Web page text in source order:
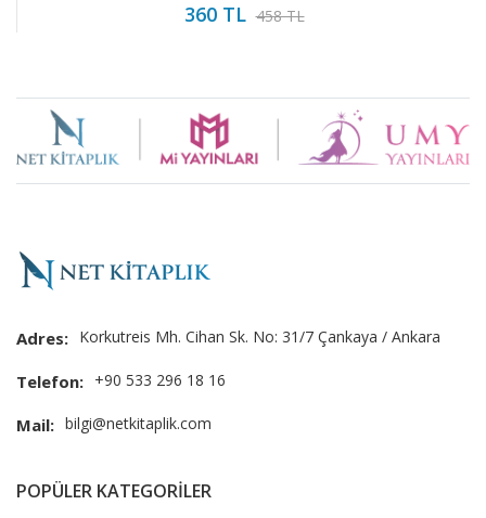
360 TL 458 TL
Brand
Slider
Adres: Korkutreis Mh. Cihan Sk. No: 31/7 Çankaya / Ankara
Telefon: +90 533 296 18 16
Mail: bilgi@netkitaplik.com
POPÜLER KATEGORİLER